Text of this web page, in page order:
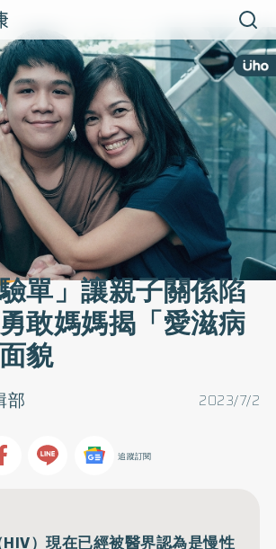
單」讓親子關係陷
敢媽媽揭「愛滋病
貌
2023/7/2
部
追蹤訂閱
HIV）現在已經被醫界認為是慢性